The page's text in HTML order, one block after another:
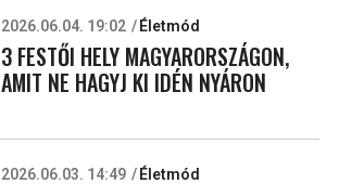
2026.06.04. 19:02 Életmód
3 FESTŐI HELY MAGYARORSZÁGON,
AMIT NE HAGYJ KI IDÉN NYÁRON
2026.06.03. 14:49 Életmód